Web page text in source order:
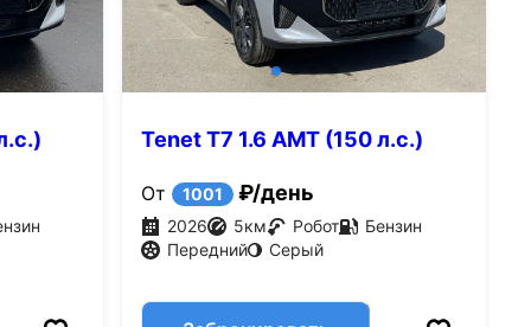
Tenet T7 1.6 AMT (150 л.с.)
От 1001 ₽/день
2026 5км Робот
Бензин
Передний
Серый